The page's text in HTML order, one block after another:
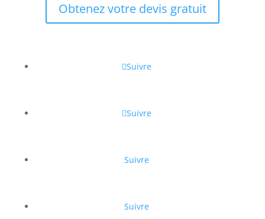
Obtenez votre devis gratuit
Suivre
Suivre
Suivre
Suivre